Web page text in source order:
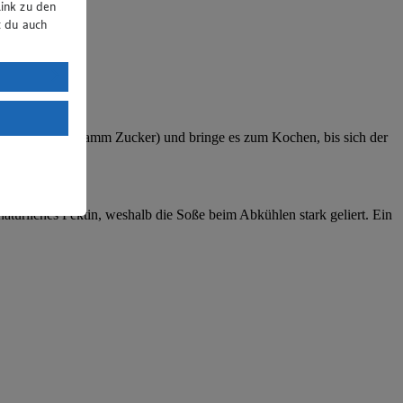
auf 100 Gramm Zucker) und bringe es zum Kochen, bis sich der
Pektin, weshalb die Soße beim Abkühlen stark geliert. Ein
zu den
auch
DSGVO
mit
das